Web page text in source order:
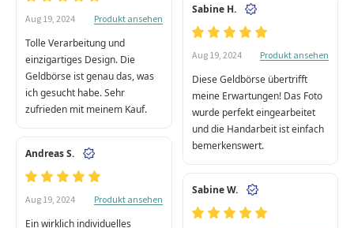
Aug 19, 2024 Produkt ansehen
Tolle Verarbeitung und
einzigartiges Design. Die
Geldbörse ist genau das, was
ich gesucht habe. Sehr
zufrieden mit meinem Kauf.
Sabine H.
Aug 19, 2024 Produkt ansehen
Diese Geldbörse übertrifft
meine Erwartungen! Das Foto
wurde perfekt eingearbeitet
und die Handarbeit ist einfach
bemerkenswert.
Andreas S.
Aug 19, 2024 Produkt ansehen
Ein wirklich individuelles
Sabine W.